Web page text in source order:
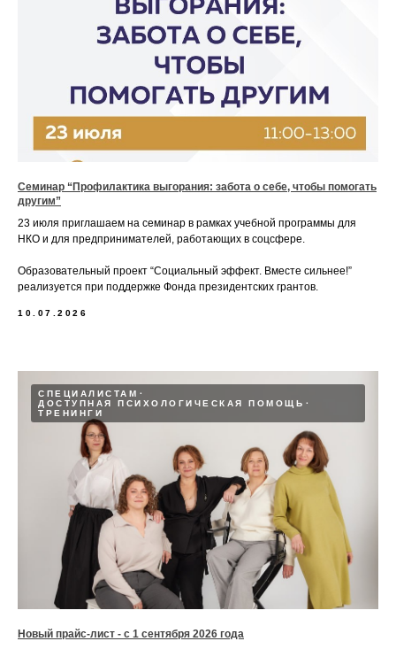
Семинар “Профилактика выгорания: забота о себе, чтобы помогать
другим”
23 июля приглашаем на семинар в рамках учебной программы для
НКО и для предпринимателей, работающих в соцсфере.
Образовательный проект “Социальный эффект. Вместе сильнее!”
реализуется при поддержке Фонда президентских грантов.
10.07.2026
СПЕЦИАЛИСТАМ
ДОСТУПНАЯ ПСИХОЛОГИЧЕСКАЯ ПОМОЩЬ
ТРЕНИНГИ
Новый прайс-лист - с 1 сентября 2026 года